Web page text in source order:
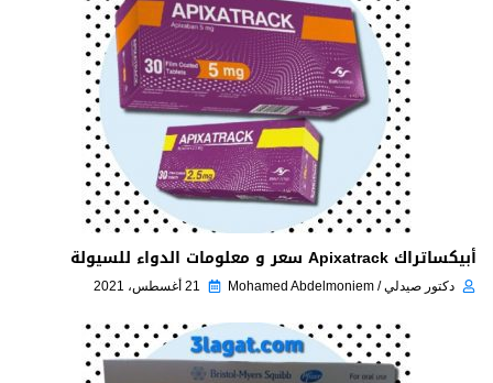
أبيكساتراك Apixatrack سعر و معلومات الدواء للسيولة
دكتور صيدلي / Mohamed Abdelmoniem 21 أغسطس، 2021